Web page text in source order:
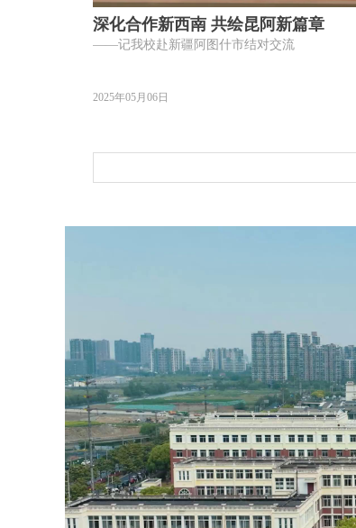
深化合作新西南 共绘昆阿新篇章
——记我校赴新疆阿图什市结对交流
2025年05月06日